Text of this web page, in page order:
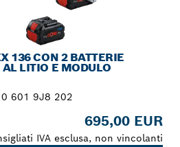
136 CON 2 BATTERIE
LITIO E MODULO
0 601 9J8 202
695,00 EUR
IVA esclusa, non vincolanti